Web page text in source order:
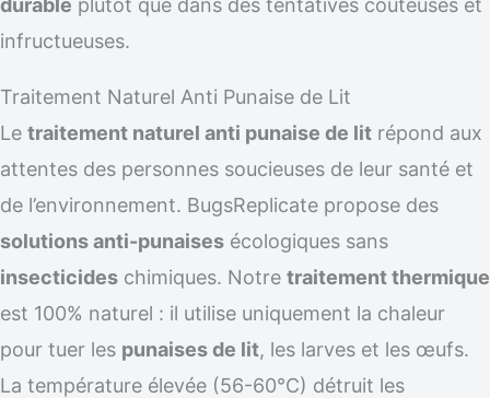
infructueuses.
Traitement Naturel Anti Punaise de Lit
Le traitement naturel anti punaise de lit répond aux
attentes des personnes soucieuses de leur santé et
de l’environnement. BugsReplicate propose des
solutions anti-punaises écologiques sans
insecticides chimiques. Notre traitement thermique
est 100% naturel : il utilise uniquement la chaleur
pour tuer les punaises de lit, les larves et les œufs.
La température élevée (56-60°C) détruit les